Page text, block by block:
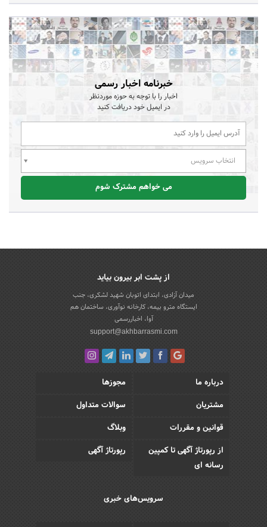
خبرنامه اخبار رسمی
اخبار را با توجه به حوزه موردنظر
در ایمیل خود دریافت کنید
انتخاب سرویس
می خواهم مشترک شوم
از پشت ابر بیرون بیاید
میدان آزادی، ابتدای اتوبان شهید لشکری، جنب
ایستگاه مترو بیمه، کارخانه نوآوری، ساختمان هم
آوا، اخباررسمی
support@akhbarrasmi.com
درباره ما
مجوزها
مشتریان
سوالات متداول
قوانین و مقررات
وبلاگ
از رپورتاژ آگهی تا کمپین
رسانه ای
رپورتاژ آگهی
سرویس‌های خبری